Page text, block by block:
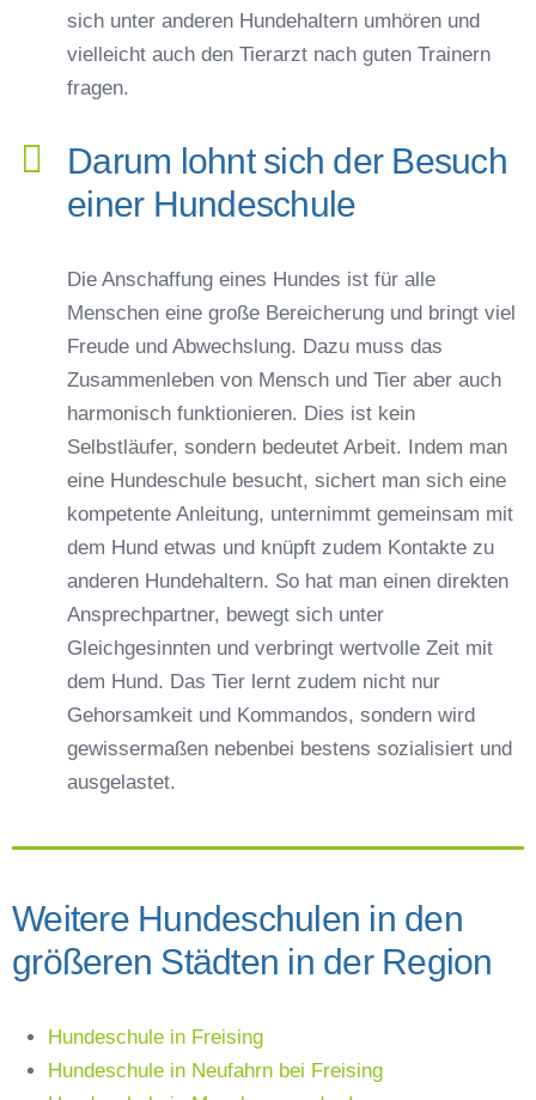
sich unter anderen Hundehaltern umhören und
vielleicht auch den Tierarzt nach guten Trainern
fragen.
Darum lohnt sich der Besuch
einer Hundeschule
Die Anschaffung eines Hundes ist für alle
Menschen eine große Bereicherung und bringt viel
Freude und Abwechslung. Dazu muss das
Zusammenleben von Mensch und Tier aber auch
harmonisch funktionieren. Dies ist kein
Selbstläufer, sondern bedeutet Arbeit. Indem man
eine Hundeschule besucht, sichert man sich eine
kompetente Anleitung, unternimmt gemeinsam mit
dem Hund etwas und knüpft zudem Kontakte zu
anderen Hundehaltern. So hat man einen direkten
Ansprechpartner, bewegt sich unter
Gleichgesinnten und verbringt wertvolle Zeit mit
dem Hund. Das Tier lernt zudem nicht nur
Gehorsamkeit und Kommandos, sondern wird
gewissermaßen nebenbei bestens sozialisiert und
ausgelastet.
Weitere Hundeschulen in den
größeren Städten in der Region
Hundeschule in Freising
Hundeschule in Neufahrn bei Freising